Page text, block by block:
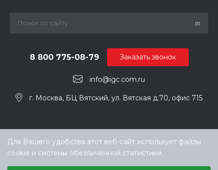
info@igc.com.ru
8 800 775-08-79
г. Москва, БЦ Вятский, ул. Вятская д.70, офис 715
Заказать звонок
Для Вашего удобства этот веб-сайт использует файлы
cookie и системы обезличенной статистики.